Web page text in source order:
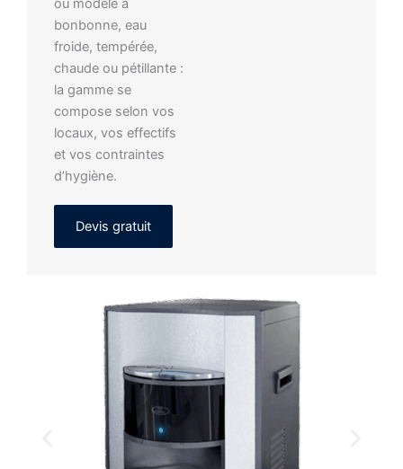
ou modèle à
bonbonne, eau
froide, tempérée,
chaude ou pétillante :
la gamme se
compose selon vos
locaux, vos effectifs
et vos contraintes
d’hygiène.
Devis gratuit